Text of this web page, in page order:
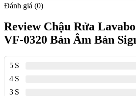
signature
Thông tin sản phẩm
AMERICAN VF-
signature
Chậu Rửa
Đánh giá (0)
Review Chậu Rửa
VF-0320 Bán Âm Bàn
5
4
3